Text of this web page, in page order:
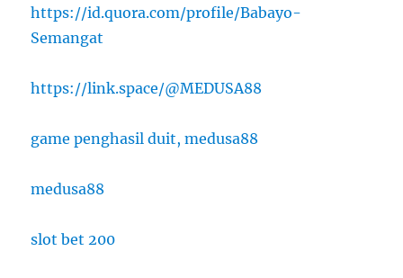
https://id.quora.com/profile/Babayo-
Semangat
https://link.space/@MEDUSA88
game penghasil duit, medusa88
medusa88
slot bet 200